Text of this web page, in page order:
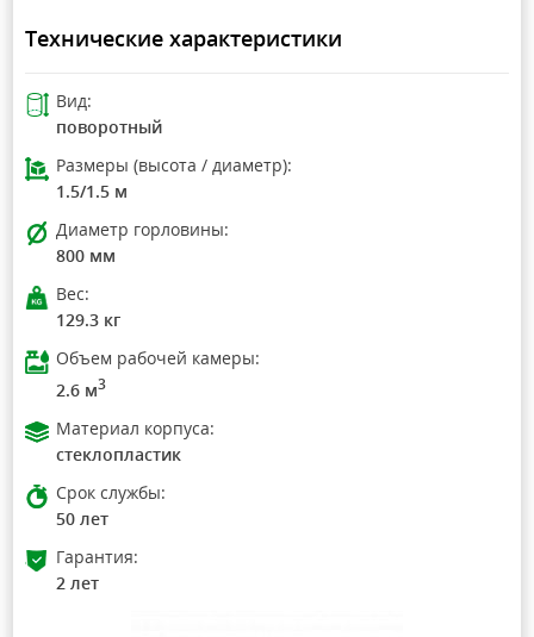
Технические характеристики
Вид:
поворотный
Размеры (высота / диаметр):
1.5/1.5 м
Диаметр горловины:
800 мм
Вес:
129.3 кг
Объем рабочей камеры:
2.6 м3
Материал корпуса:
стеклопластик
Срок службы:
50 лет
Гарантия:
2 лет